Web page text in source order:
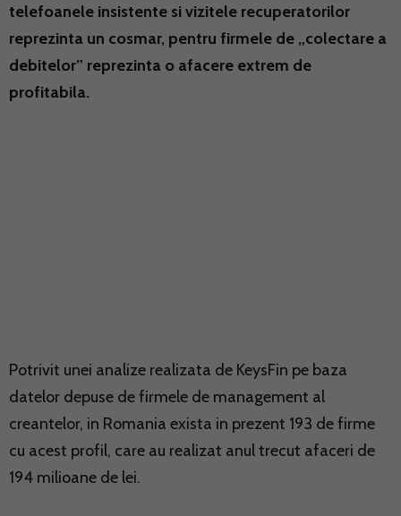
telefoanele insistente si vizitele recuperatorilor
reprezinta un cosmar, pentru firmele de „colectare a
debitelor” reprezinta o afacere extrem de
profitabila.
Potrivit unei analize realizata de KeysFin pe baza
datelor depuse de firmele de management al
creantelor, in Romania exista in prezent 193 de firme
cu acest profil, care au realizat anul trecut afaceri de
194 milioane de lei.